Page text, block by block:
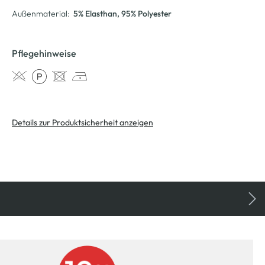
Außenmaterial: 5% Elasthan, 95% Polyester
Pflegehinweise
Details zur Produktsicherheit anzeigen